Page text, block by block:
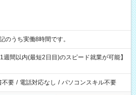
2:15 ※表記のうち実働8時間です。
週間以内(最短2日目)のスピード就業が可能】
不要 / 電話対応なし / パソコンスキル不要